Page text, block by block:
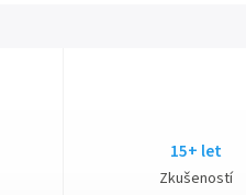
15+ let
Zkušeností